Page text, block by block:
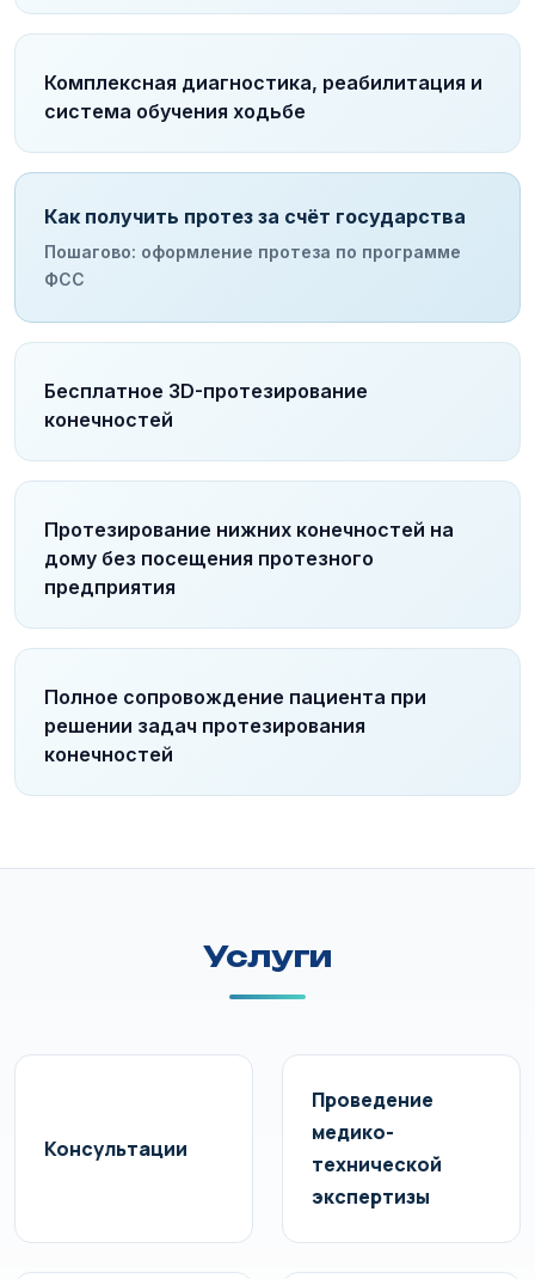
Комплексная диагностика, реабилитация и
система обучения ходьбе
Как получить протез за счёт государства
Пошагово: оформление протеза по программе
ФСС
Бесплатное 3D-протезирование
конечностей
Протезирование нижних конечностей на
дому без посещения протезного
предприятия
Полное сопровождение пациента при
решении задач протезирования
конечностей
Услуги
Консультации
Проведение
медико-
технической
экспертизы